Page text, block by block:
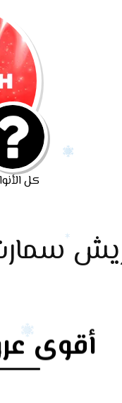
كل
سمارت
أقوى